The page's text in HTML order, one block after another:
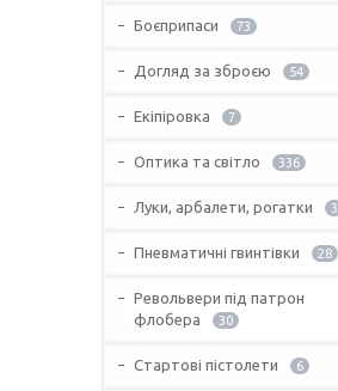
Боєприпаси 73
Догляд за зброєю 54
Екіпіровка 7
Оптика та світло 336
Луки, арбалети, рогатки 3
Пневматичні гвинтівки 28
Револьвери під патрон
флобера
30
Стартові пістолети 6